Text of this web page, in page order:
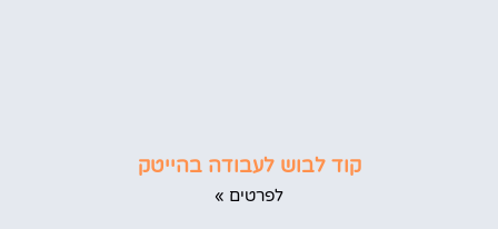
קוד לבוש לעבודה בהייטק
לפרטים »